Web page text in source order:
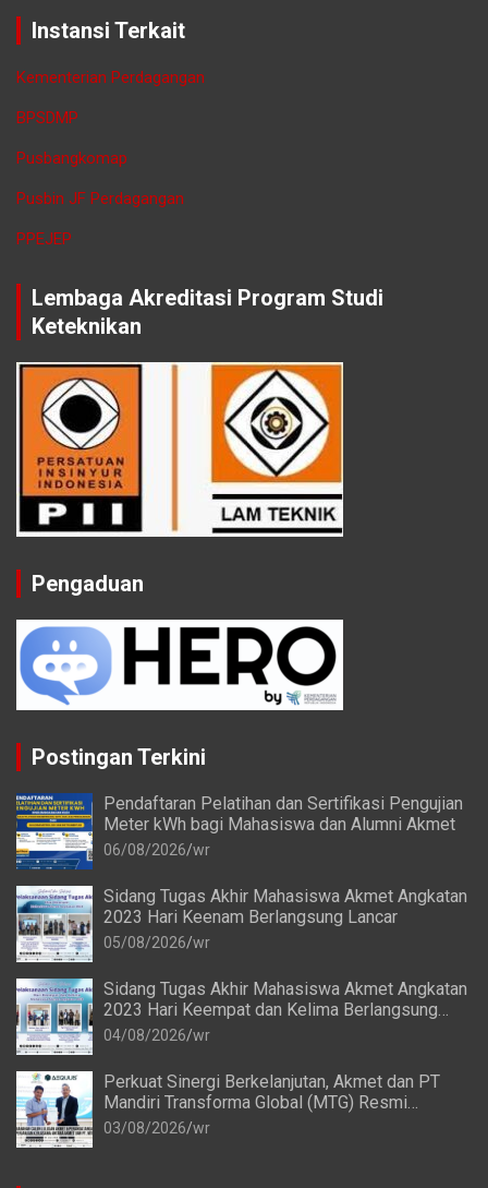
Instansi Terkait
Kementerian Perdagangan
BPSDMP
Pusbangkomap
Pusbin JF Perdagangan
PPEJEP
Lembaga Akreditasi Program Studi
Keteknikan
Pengaduan
Postingan Terkini
Pendaftaran Pelatihan dan Sertifikasi Pengujian
Meter kWh bagi Mahasiswa dan Alumni Akmet
06/08/2026 wr
Sidang Tugas Akhir Mahasiswa Akmet Angkatan
2023 Hari Keenam Berlangsung Lancar
05/08/2026 wr
Sidang Tugas Akhir Mahasiswa Akmet Angkatan
2023 Hari Keempat dan Kelima Berlangsung
Lancar
04/08/2026 wr
Perkuat Sinergi Berkelanjutan, Akmet dan PT
Mandiri Transforma Global (MTG) Resmi
Perpanjang Perjanjian Kerja Sama
03/08/2026 wr